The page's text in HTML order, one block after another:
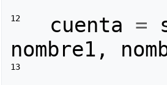
12 cuenta =
nombre1 ,
13